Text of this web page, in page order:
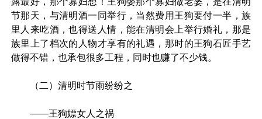
节那天，与清明酒一同举行，当然费用王狗要付一半，族
里人来吃酒，也得送人情，能在清明会上举行婚礼，那是
族里上了档次的人物才享有的礼遇，那时的王狗石匠手艺
做得不错，也承包很多工程，同时也赚了不少钱。
（二）清明时节雨纷纷之
——王狗嫖女人之祸